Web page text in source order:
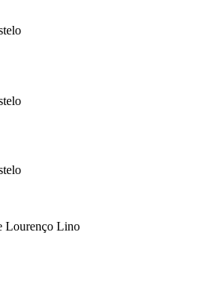
Lourenço Lino